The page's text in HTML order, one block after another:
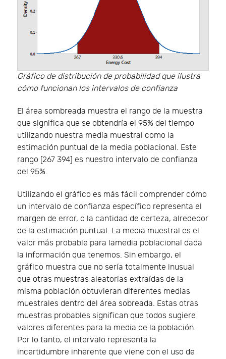
Gráfico de distribución de probabilidad que ilustra
cómo funcionan los intervalos de confianza
El área sombreada muestra el rango de la muestra
que significa que se obtendría el 95% del tiempo
utilizando nuestra media muestral como la
estimación puntual de la media poblacional. Este
rango [267 394] es nuestro intervalo de confianza
del 95%.
Utilizando el gráfico es más fácil comprender cómo
un intervalo de confianza específico representa el
margen de error, o la cantidad de certeza, alrededor
de la estimación puntual. La media muestral es el
valor más probable para lamedia poblacional dada
la información que tenemos. Sin embargo, el
gráfico muestra que no sería totalmente inusual
que otras muestras aleatorias extraídas de la
misma población obtuvieran diferentes medias
muestrales dentro del área sobreada. Estas otras
muestras probables significan que todos sugiere
valores diferentes para la media de la población.
Por lo tanto, el intervalo representa la
incertidumbre inherente que viene con el uso de